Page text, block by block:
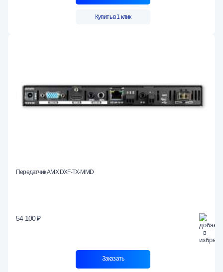
Купить в 1 клик
Передатчик AMX DXF-TX-MMD
54 100 ₽
Заказать